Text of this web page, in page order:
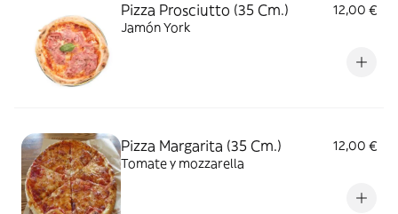
Pizza Prosciutto (35 Cm.)
12,00 €
Jamón York
Pizza Margarita (35 Cm.)
12,00 €
Tomate y mozzarella